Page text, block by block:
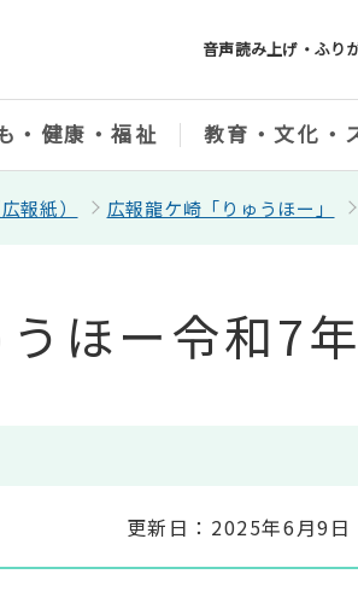
音声読み上げ・ふり
・健康・福祉 教育・文化・
報紙） 広報龍ケ崎「りゅうほー」
ほー令和7年
更新日：2025年6月9日